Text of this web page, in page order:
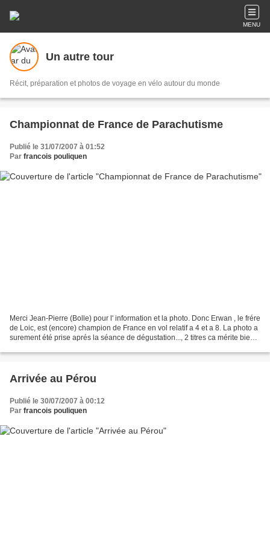
MENU
Un autre tour
Récit, préparation et photos de voyage en vélo autour du monde
Championnat de France de Parachutisme
Publié le 31/07/2007 à 01:52
Par francois pouliquen
Merci Jean-Pierre (Bolle) pour l' information et la photo. Donc Erwan , le frére
de Loic, est (encore) champion de France en vol relatif a 4 et a 8. La photo a
surement été prise aprés la séance de dégustation..., 2 titres ca mérite bien
Arrivée au Pérou
Publié le 30/07/2007 à 00:12
Par francois pouliquen